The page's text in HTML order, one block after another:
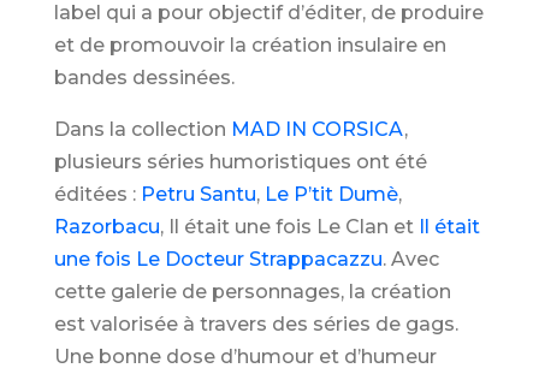
label qui a pour objectif d’éditer, de produire
et de promouvoir la création insulaire en
bandes dessinées.
Dans la collection MAD IN CORSICA,
plusieurs séries humoristiques ont été
éditées : Petru Santu, Le P’tit Dumè,
Razorbacu, Il était une fois Le Clan et Il était
une fois Le Docteur Strappacazzu. Avec
cette galerie de personnages, la création
est valorisée à travers des séries de gags.
Une bonne dose d’humour et d’humeur